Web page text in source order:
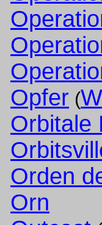
Opfer (
Orbitale
Orden
Orn